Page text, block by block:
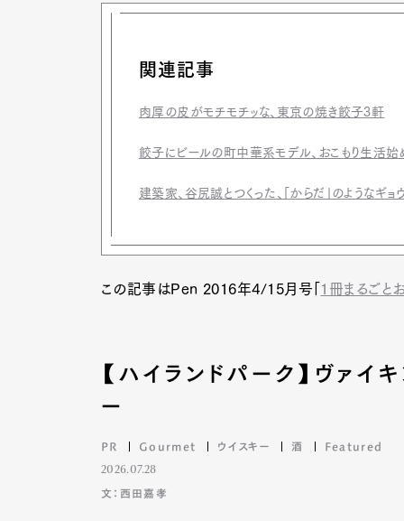
関連記事
肉厚の皮がモチモチッな、東京の焼き餃子3軒
餃子にビールの町中華系モデル、おこもり生活始
建築家、谷尻誠とつくった、「からだ」のようなギョ
この記事はPen 2016年4/15月号「 1冊まるごと
【ハイランドパーク】ヴァ
ー
PR Gourmet ウイスキー 酒 Featured
2026.07.28
文：西田嘉孝